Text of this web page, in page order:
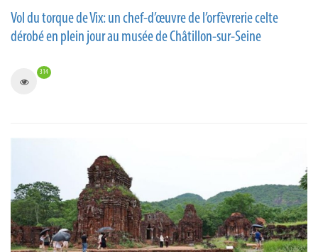
Vol du torque de Vix: un chef-d’œuvre de l’orfèvrerie celte
dérobé en plein jour au musée de Châtillon-sur-Seine
314